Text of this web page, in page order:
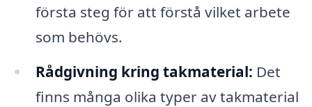
första steg för att förstå vilket arbete
som behövs.
Rådgivning kring takmaterial: Det
finns många olika typer av takmaterial